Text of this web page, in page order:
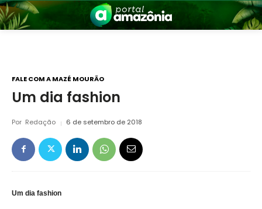
FALE COM A MAZÉ MOURÃO
Um dia fashion
Por Redação 6 de setembro de 2018
Um dia fashion